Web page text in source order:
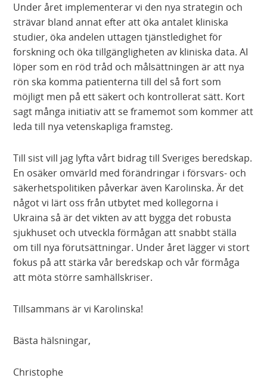
Under året implementerar vi den nya strategin och
strävar bland annat efter att öka antalet kliniska
studier, öka andelen uttagen tjänstledighet för
forskning och öka tillgängligheten av kliniska data. AI
löper som en röd tråd och målsättningen är att nya
rön ska komma patienterna till del så fort som
möjligt men på ett säkert och kontrollerat sätt. Kort
sagt många initiativ att se framemot som kommer att
leda till nya vetenskapliga framsteg.
Till sist vill jag lyfta vårt bidrag till Sveriges beredskap.
En osäker omvärld med förändringar i försvars- och
säkerhetspolitiken påverkar även Karolinska. Är det
något vi lärt oss från utbytet med kollegorna i
Ukraina så är det vikten av att bygga det robusta
sjukhuset och utveckla förmågan att snabbt ställa
om till nya förutsättningar. Under året lägger vi stort
fokus på att stärka vår beredskap och vår förmåga
att möta större samhällskriser.
Tillsammans är vi Karolinska!
Bästa hälsningar,
Christophe